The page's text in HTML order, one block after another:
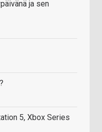
ja sen
5, Xbox Series